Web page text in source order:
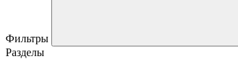
Фильтры
Разделы